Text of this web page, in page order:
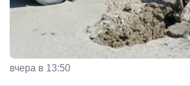
вчера в 13:50